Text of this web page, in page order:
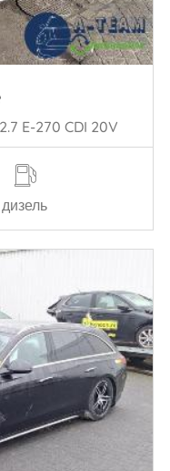
E-270 CDI 20V
дизель